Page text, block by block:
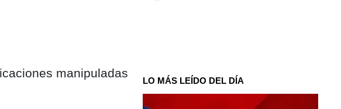
manipuladas
LO MÁS LEÍDO DEL DÍA